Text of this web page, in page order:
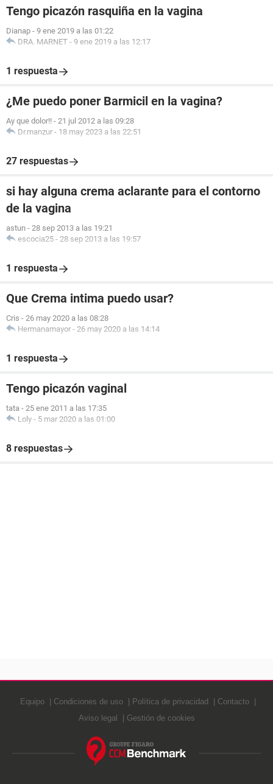
Tengo picazón rasquiña en la vagina
Dianap - 9 ene 2019 a las 01:22
DRA. MARNET - 9 ene 2019 a las 12:17
1 respuesta
¿Me puedo poner Barmicil en la vagina?
Ay que dolor!! - 21 jul 2012 a las 09:28
Dr.manzur - 18 may 2023 a las 22:51
27 respuestas
si hay alguna crema aclarante para el contorno
de la vagina
astun - 28 sep 2013 a las 19:21
escocia25 - 28 sep 2013 a las 19:57
1 respuesta
Que Crema intima puedo usar?
Cris - 26 may 2020 a las 08:28
Hermanamayor - 26 may 2020 a las 14:14
1 respuesta
Tengo picazón vaginal
tata - 25 ene 2011 a las 17:35
Loly - 5 mar 2020 a las 01:00
8 respuestas
Equipo Condiciones de uso Política de privacidad
Contacto
Aviso legal
Gestión de cookies